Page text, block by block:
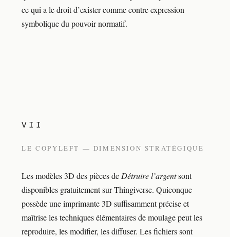
ce qui a le droit d’exister comme contre expression
symbolique du pouvoir normatif.
VII
LE COPYLEFT — DIMENSION STRATÉGIQUE
Les modèles 3D des pièces de Détruire l’argentsont
disponibles gratuitement sur Thingiverse. Quiconque
possède une imprimante 3D suffisamment précise et
maîtrise les techniques élémentaires de moulage peut les
reproduire, les modifier, les diffuser. Les fichiers sont